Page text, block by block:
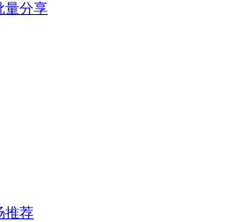
量分享
推荐